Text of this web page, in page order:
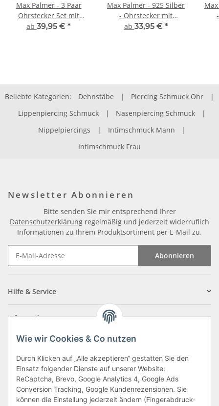
Wie wir Cookies & Co nutzen
Durch Klicken auf „Alle akzeptieren“ gestatten Sie den
Einsatz folgender Dienste auf unserer Website:
ReCaptcha, Brevo, Google Analytics 4, Google Ads
Conversion Tracking, Google Kundenrezensionen. Sie
können die Einstellung jederzeit ändern (Fingerabdruck-
Max Palmer - 3 Paar
Ohrstecker Set mit
Swarovski Kristall
ab 39,95 € *
Max Palmer - 925 Silber
- Ohrstecker mit
Swarovski Kristall
ab 33,95 € *
Beliebte Kategorien: Dehnstäbe | Piercing Schmuck Ohr
|
Lippenpiercing Schmuck
| Nasenpiercing Schmuck
|
Nippelpiercings
| Intimschmuck Mann
|
Intimschmuck Frau
Newsletter Abonnieren
Bitte senden Sie mir entsprechend Ihrer
Datenschutzerklärung regelmäßig und jederzeit widerruflich
Informationen zu Ihrem Produktsortiment per E-Mail zu.
Abonnieren
Hilfe & Service
Informationen
Zahlungsarten